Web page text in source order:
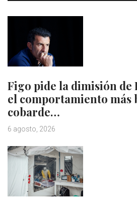
Figo pide la dimisión de
el comportamiento más
cobarde…
6 agosto, 2026